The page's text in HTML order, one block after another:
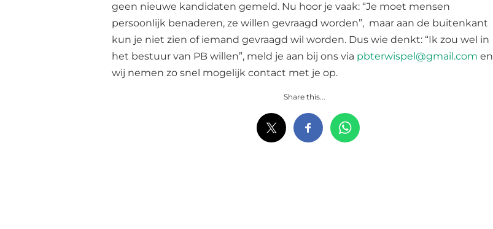
geen nieuwe kandidaten gemeld. Nu hoor je vaak: “Je moet mensen
persoonlijk benaderen, ze willen gevraagd worden”, maar aan de buitenkant
kun je niet zien of iemand gevraagd wil worden. Dus wie denkt: “Ik zou wel in
het bestuur van PB willen”, meld je aan bij ons via pbterwispel@gmail.com en
wij nemen zo snel mogelijk contact met je op.
Share this...